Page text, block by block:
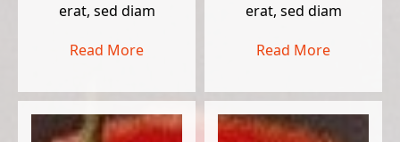
erat, sed diam
Read More
erat, sed diam
Read More